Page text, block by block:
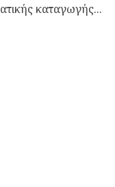
καταγωγής...